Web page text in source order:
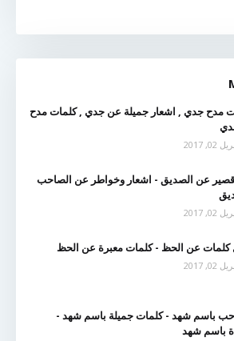
مدح جدي , اشعار جميلة عن جدي , كلمات مدح
02, 2017
عن الصديق - اشعار وخواطر عن الصاحب
02, 2017
كلمات عن الحظ - كلمات معبرة عن الحظ
02, 2017
باسم شهد - كلمات جميلة باسم شهد -
باسم شهد